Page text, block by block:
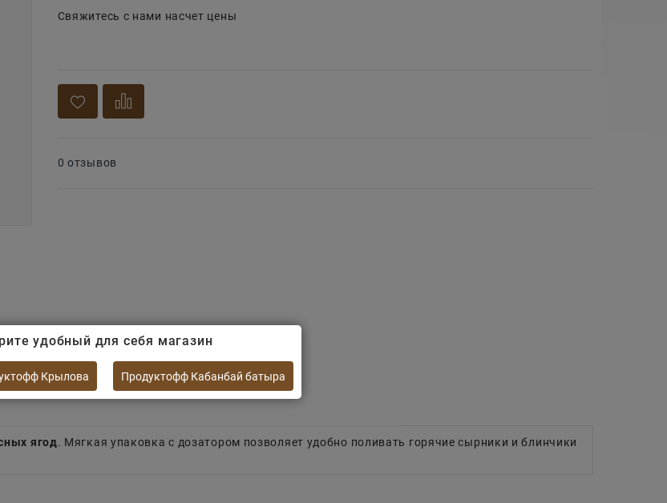
Свяжитесь с нами насчет цены
0 отзывов
ягод. Мягкая упаковка с дозатором позволяет удобно поливать горячие сырники и блинчики
удобный для себя магазин
Крылова Продуктофф Кабанбай батыра